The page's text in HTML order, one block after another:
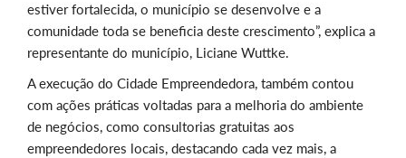
estiver fortalecida, o município se desenvolve e a
comunidade toda se beneficia deste crescimento”, explica a
representante do município, Liciane Wuttke.
A execução do Cidade Empreendedora, também contou
com ações práticas voltadas para a melhoria do ambiente
de negócios, como consultorias gratuitas aos
empreendedores locais, destacando cada vez mais, a